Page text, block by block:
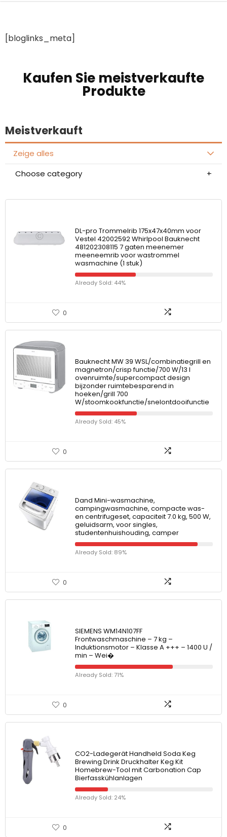
[bloglinks_meta]
Kaufen Sie meistverkaufte
Produkte
Meistverkauft
Zeige alles
Choose category
DL-pro Trommelrib 175x47x40mm voor
Vestel 42002592 Whirlpool Bauknecht
481202308115 7 gaten meenemer
meeneemrib voor wastrommel
wasmachine (1 stuk)
Already Sold: 44%
0
Bauknecht MW 39 WSL/combinatiegrill en
magnetron/crisp functie/700 W/13 l
ovenruimte/supercompact design
bijzonder ruimtebesparend in
hoeken/grill 700
W/stoomkookfunctie/snelontdooifunctie
Already Sold: 45%
0
Dand Mini-wasmachine,
campingwasmachine, compacte was-
en centrifugeset, capaciteit 7.0 kg, 500 W,
geluidsarm, voor singles,
studentenhuishouding, camper
Already Sold: 89%
0
SIEMENS WM14N107FF
Frontwaschmaschine – 7 kg –
Induktionsmotor – Klasse A +++ – 1400 U /
min – Wei�
Already Sold: 71%
0
CO2-Ladegerät Handheld Soda Keg
Brewing Drink Druckhalter Keg Kit
Homebrew-Tool mit Carbonation Cap
Bierfasskühlanlagen
Already Sold: 24%
0